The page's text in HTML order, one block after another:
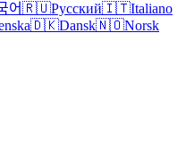
어🇷🇺Русский🇮🇹Italiano
🇩🇰Dansk🇳🇴Norsk